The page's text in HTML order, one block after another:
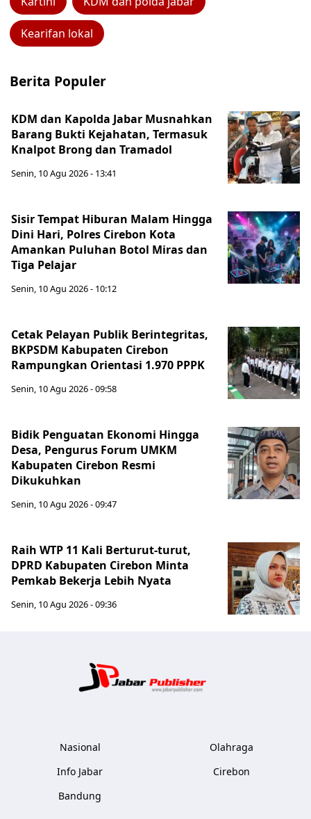
Kearifan lokal
Berita Populer
KDM dan Kapolda Jabar Musnahkan
Barang Bukti Kejahatan, Termasuk
Knalpot Brong dan Tramadol
Senin, 10 Agu 2026 - 13:41
Sisir Tempat Hiburan Malam Hingga
Dini Hari, Polres Cirebon Kota
Amankan Puluhan Botol Miras dan
Tiga Pelajar
Senin, 10 Agu 2026 - 10:12
Cetak Pelayan Publik Berintegritas,
BKPSDM Kabupaten Cirebon
Rampungkan Orientasi 1.970 PPPK
Senin, 10 Agu 2026 - 09:58
Bidik Penguatan Ekonomi Hingga
Desa, Pengurus Forum UMKM
Kabupaten Cirebon Resmi
Dikukuhkan
Senin, 10 Agu 2026 - 09:47
Raih WTP 11 Kali Berturut-turut,
DPRD Kabupaten Cirebon Minta
Pemkab Bekerja Lebih Nyata
Senin, 10 Agu 2026 - 09:36
Nasional
Info Jabar
Bandung
Olahraga
Cirebon